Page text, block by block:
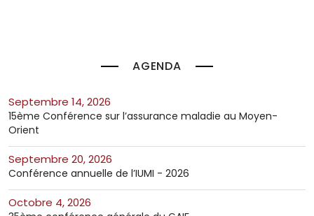
AGENDA
septembre 14, 2026
15ème Conférence sur l’assurance maladie au Moyen-
Orient
septembre 20, 2026
Conférence annuelle de l’IUMI - 2026
octobre 4, 2026